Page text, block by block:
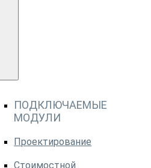
ПОДКЛЮЧАЕМЫЕ
МОДУЛИ
Проектирование
Стоимостной